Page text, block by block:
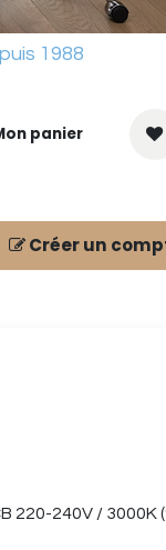
1988
panier
Créer un
220-240V /